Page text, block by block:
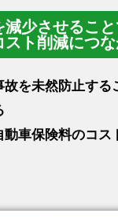
少させること
スト削減につ
を未然防止する
車保険料のコス